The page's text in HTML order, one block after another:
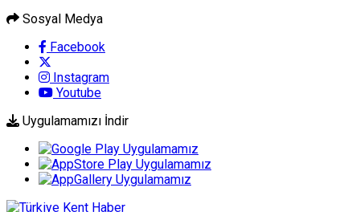
Sosyal Medya
Facebook
Instagram
Youtube
Uygulamamızı İndir